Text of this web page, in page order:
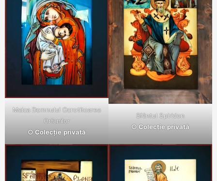
Maica Domnului Ocrotitoarea
Orfanilor
○ Colecție privată
Sfântul Spiridon
○ Colecție privată